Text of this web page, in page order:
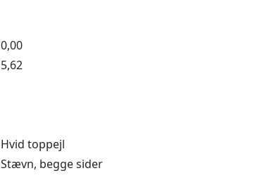
0,00
5,62
Hvid toppejl
Stævn, begge sider